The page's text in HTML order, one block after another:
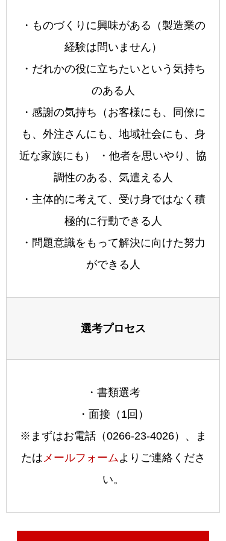
・ものづくりに興味がある（製造業の
経験は問いません）
・だれかの役に立ちたいという気持ち
のある人
・感謝の気持ち（お客様にも、同僚に
も、外注さんにも、地域社会にも、身
近な家族にも） ・他者を思いやり、協
調性のある、気遣える人
・主体的に考えて、受け身ではなく積
極的に行動できる人
・問題意識をもって解決に向けた努力
ができる人
選考プロセス
・書類選考
・面接（1回）
※まずはお電話（0266-23-4026）、ま
たはメールフォームよりご連絡くださ
い。